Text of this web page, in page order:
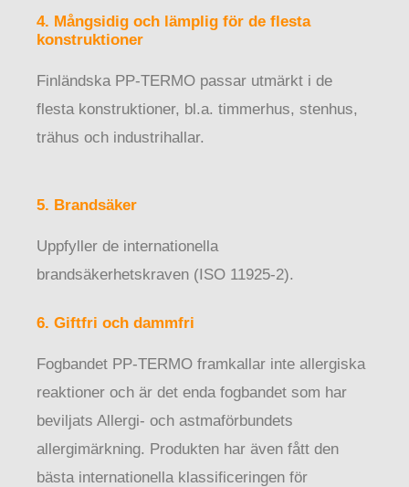
4. Mångsidig och lämplig för de flesta
konstruktioner
Finländska PP-TERMO passar utmärkt i de
flesta konstruktioner, bl.a. timmerhus, stenhus,
trähus och industrihallar.
5. Brandsäker
Uppfyller de internationella
brandsäkerhetskraven (ISO 11925-2).
6. Giftfri och dammfri
Fogbandet PP-TERMO framkallar inte allergiska
reaktioner och är det enda fogbandet som har
beviljats Allergi- och astmaförbundets
allergimärkning. Produkten har även fått den
bästa internationella klassificeringen för